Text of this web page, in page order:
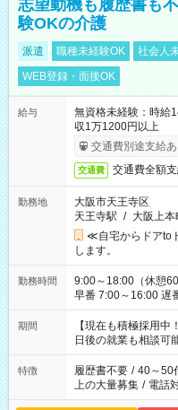
志望動機も履歴書も
験OKの介護
派遣 職種未経験OK 社会人
WEB登録・面接OK
給与
無資格未経験：時
収1万1200円以上
交通費別途支給あ
交通費 交通費全額
勤務地
大阪市天王寺区
天王寺駅 / 大阪上本
≪自宅からドアto
します。
勤務時間
9:00～18:00（休憩60分） ■ご希望があれば下記シ
早番 7:00～16:00 遅番 10:00～
い」 「余裕を持って
たくない」 など、ご希望
の方へ 今ご覧のお仕
の勤務時間。 合計
期間
【現在も積極採用
日後の就業も相談可
特徴 履歴書不要 / 40～50
上の大量募集 / 電話